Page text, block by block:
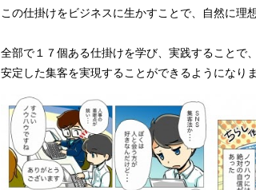
この仕掛けをビジネスに生かすことで、自然に理
全部で１７個ある仕掛けを学び、実践することで
安定した集客を実現することができるようになりま